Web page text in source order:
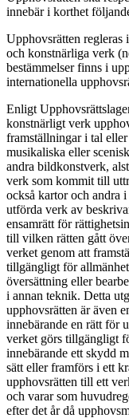
innebär i korthet
Upphovsrätten
och konstnärliga verk
bestämmelser finns i
internationella
Enligt
konstnärligt verk
framställningar i tal
musikaliska eller
andra bildkonstverk,
verk som kommit till
också kartor och andra
utförda verk av
ensamrätt för
till vilken rätten gått
verket genom att
tillgängligt för
översättning eller
i annan teknik. Detta
upphovsrätten är även
innebärande en rätt för
verket görs tillgängligt
innebärande ett skydd
sätt eller framförs i ett
upphovsrätten till ett
och varar som
efter det år då